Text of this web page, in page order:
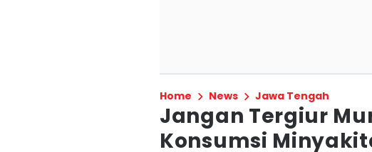
Home News Jawa Tengah
Jangan Tergiur
Konsumsi